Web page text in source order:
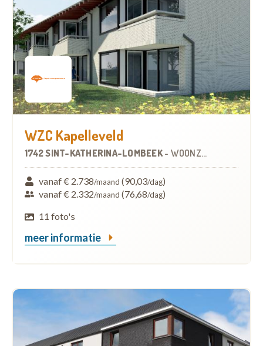
WZC Kapelleveld
1742 SINT-KATHERINA-LOMBEEK- WOONZORGCENTRUM (WZC)
vanaf € 2.738/maand (90,03/dag)
vanaf € 2.332/maand (76,68/dag)
11 foto's
meer informatie